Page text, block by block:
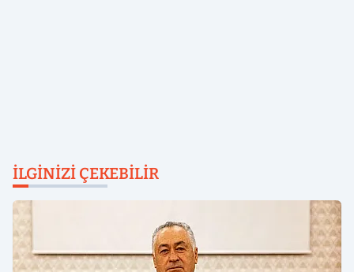
İLGINIZI ÇEKEBILIR